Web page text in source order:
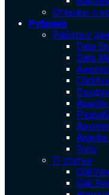
Отзывы о
Рубрики
Работа с
Data
Data
Trino
IT статьи
Qlik